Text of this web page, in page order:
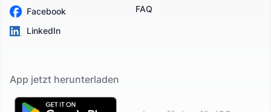
Facebook
LinkedIn
FAQ
App jetzt herunterladen